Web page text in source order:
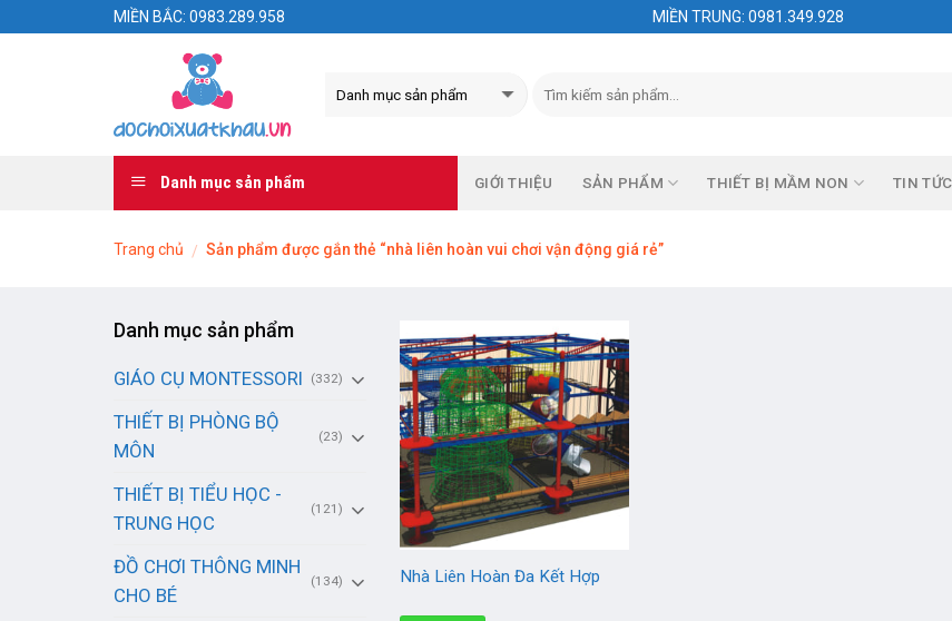
MIỀN BẮC: 0983.289.958 MIỀN TRUNG: 0981.349.928
Danh mục sản phẩm GIỚI THIỆU SẢN PHẨM THIẾT BỊ MẦM NON TIN TỨC
Trang chủ / Sản phẩm được gắn thẻ “nhà liên hoàn vui chơi vận động giá rẻ”
Danh mục sản phẩm
GIÁO CỤ MONTESSORI (332)
THIẾT BỊ PHÒNG BỘ
MÔN
(23)
THIẾT BỊ TIỂU HỌC -
TRUNG HỌC
(121)
ĐỒ CHƠI THÔNG MINH
CHO BÉ
(134) Nhà Liên Hoàn Đa Kết Hợp